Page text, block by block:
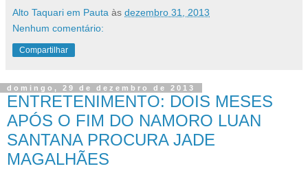
Alto Taquari em Pauta às dezembro 31, 2013
Nenhum comentário:
Compartilhar
domingo, 29 de dezembro de 2013
ENTRETENIMENTO: DOIS MESES
APÓS O FIM DO NAMORO LUAN
SANTANA PROCURA JADE
MAGALHÃES